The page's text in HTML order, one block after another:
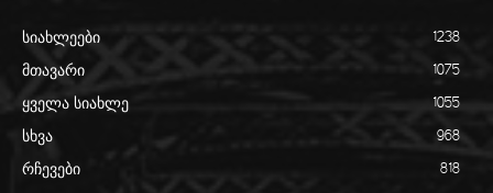
სიახლეები 1238
მთავარი 1075
ყველა სიახლე 1055
სხვა 968
რჩევები 818